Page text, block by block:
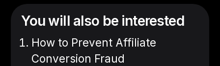
You will also be interested
How to Prevent Affiliate
Conversion Fraud